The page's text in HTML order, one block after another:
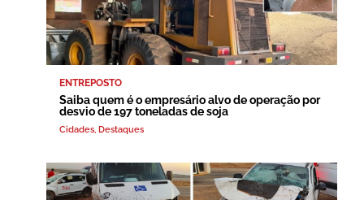
ENTREPOSTO
Saiba quem é o empresário alvo de operação por
desvio de 197 toneladas de soja
Cidades, Destaques